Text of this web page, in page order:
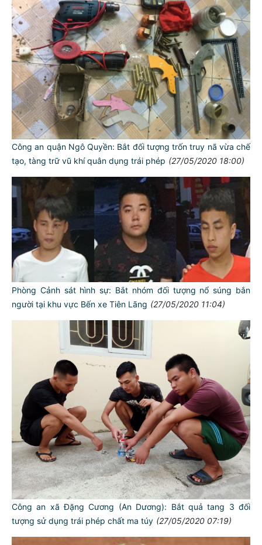
Công an quận Ngô Quyền: Bắt đối tượng trốn truy nã vừa chế
tạo, tàng trữ vũ khí quân dụng trái phép (27/05/2020 18:00)
Phòng Cảnh sát hình sự: Bắt nhóm đối tượng nổ súng bắn
người tại khu vực Bến xe Tiên Lãng (27/05/2020 11:04)
Công an xã Đặng Cương (An Dương): Bắt quả tang 3 đối
tượng sử dụng trái phép chất ma túy (27/05/2020 07:19)